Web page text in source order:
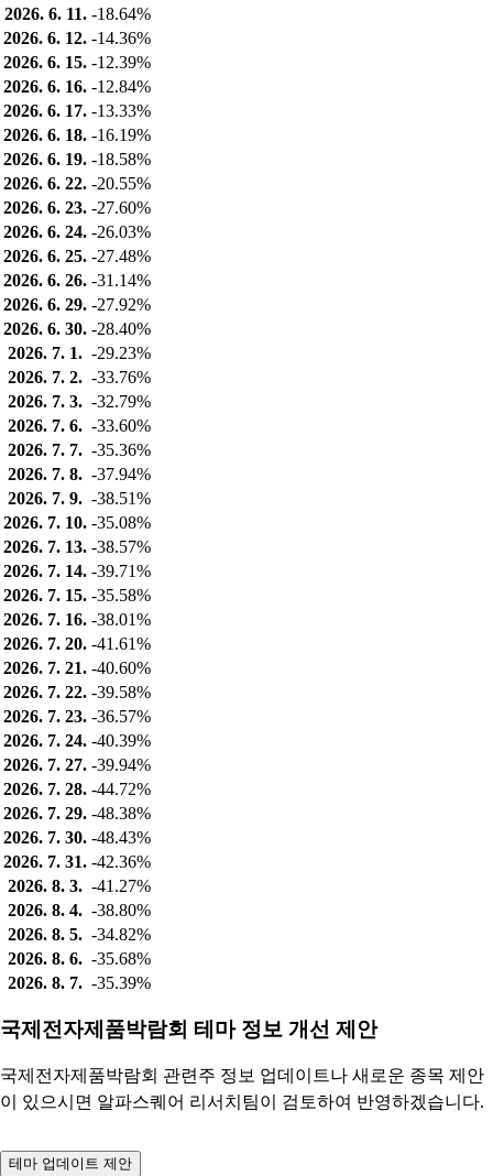
2026. 6. 11. -18.64%
2026. 6. 12. -14.36%
2026. 6. 15. -12.39%
2026. 6. 16. -12.84%
2026. 6. 17. -13.33%
2026. 6. 18. -16.19%
2026. 6. 19. -18.58%
2026. 6. 22. -20.55%
2026. 6. 23. -27.60%
2026. 6. 24. -26.03%
2026. 6. 25. -27.48%
2026. 6. 26. -31.14%
2026. 6. 29. -27.92%
2026. 6. 30. -28.40%
2026. 7. 1. -29.23%
2026. 7. 2. -33.76%
2026. 7. 3. -32.79%
2026. 7. 6. -33.60%
2026. 7. 7. -35.36%
2026. 7. 8. -37.94%
2026. 7. 9. -38.51%
2026. 7. 10. -35.08%
2026. 7. 13. -38.57%
2026. 7. 14. -39.71%
2026. 7. 15. -35.58%
2026. 7. 16. -38.01%
2026. 7. 20. -41.61%
2026. 7. 21. -40.60%
2026. 7. 22. -39.58%
2026. 7. 23. -36.57%
2026. 7. 24. -40.39%
2026. 7. 27. -39.94%
2026. 7. 28. -44.72%
2026. 7. 29. -48.38%
2026. 7. 30. -48.43%
2026. 7. 31. -42.36%
2026. 8. 3. -41.27%
2026. 8. 4. -38.80%
2026. 8. 5. -34.82%
2026. 8. 6. -35.68%
2026. 8. 7. -35.39%
국제전자제품박람회 테마 정보 개선 제안
국제전자제품박람회 관련주 정보 업데이트나 새로운 종목 제안
이 있으시면 알파스퀘어 리서치팀이 검토하여 반영하겠습니다.
테마 업데이트 제안